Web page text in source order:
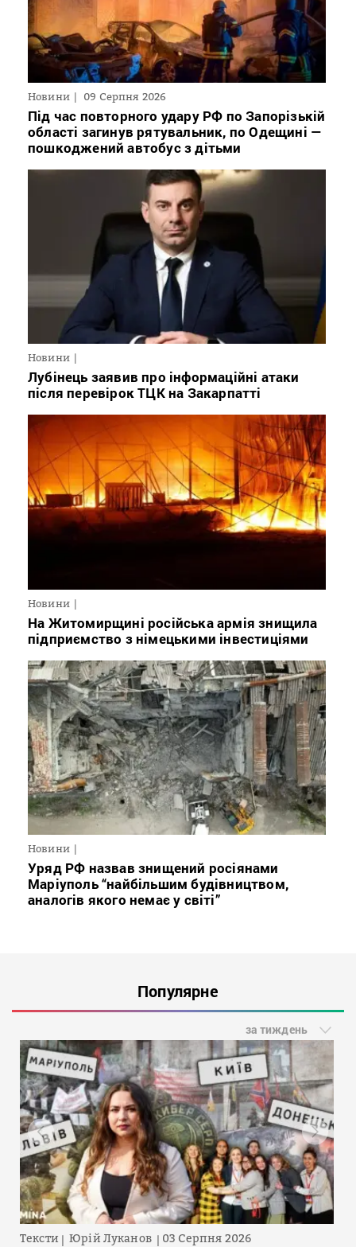
Новини 09 Серпня 2026
Під час повторного удару РФ по Запорізькій
області загинув рятувальник, по Одещині —
пошкоджений автобус з дітьми
Новини
Лубінець заявив про інформаційні атаки
після перевірок ТЦК на Закарпатті
Новини
На Житомирщині російська армія знищила
підприємство з німецькими інвестиціями
Новини
Уряд РФ назвав знищений росіянами
Маріуполь “найбільшим будівництвом,
аналогів якого немає у світі”
Популярне
за тиждень
Тексти Юрій Луканов 03 Серпня 2026